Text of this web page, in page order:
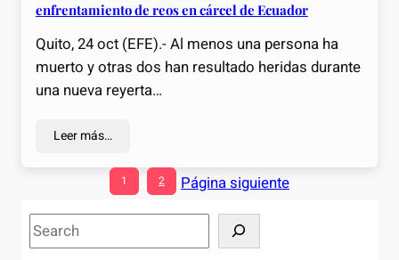
enfrentamiento de reos en cárcel de Ecuador
Quito, 24 oct (EFE).- Al menos una persona ha
muerto y otras dos han resultado heridas durante
una nueva reyerta…
Leer más…
1 2
Página siguiente
S
e